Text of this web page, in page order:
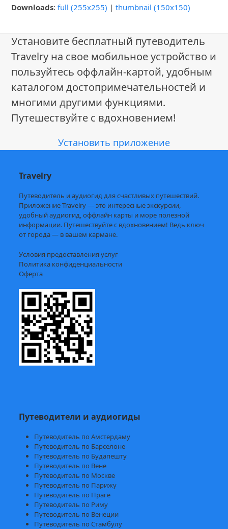
Downloads:full (255x255) |thumbnail (150x150)
Установите бесплатный путеводитель
Travelry на свое мобильное устройство и
пользуйтесь оффлайн-картой, удобным
каталогом достопримечательностей и
многими другими функциями.
Путешествуйте с вдохновением!
Установить приложение
Travelry
Путеводитель и аудиогид для счастливых путешествий.
Приложение Travelry — это интересные экскурсии,
удобный аудиогид, оффлайн карты и море полезной
информации. Путешествуйте с вдохновением! Ведь ключ
от города — в вашем кармане.
Условия предоставления услуг
Политика конфиденциальности
Оферта
Путеводители и аудиогиды
Путеводитель по Амстердаму
Путеводитель по Барселоне
Путеводитель по Будапешту
Путеводитель по Вене
Путеводитель по Москве
Путеводитель по Парижу
Путеводитель по Праге
Путеводитель по Риму
Путеводитель по Венеции
Путеводитель по Стамбулу